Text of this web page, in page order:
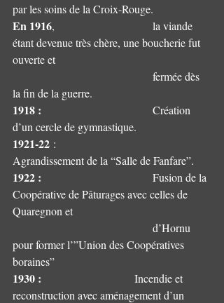
par les soins de la Croix-Rouge.
En 1916,                     	la viande
étant devenue très chère, une boucherie fut
la fin de la guerre.
1918 :
d’un cercle de gymnastique.
1921-22 :
Agrandissement de la “Salle de Fanfare”.
1922 :
Coopérative de Pâturages avec celles de
Quaregnon et
pour former l’”Union des Coopératives
boraines”
1930 :
reconstruction avec aménagement d’un